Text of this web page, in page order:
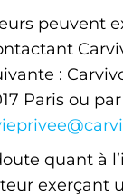
peuvent
:
Paris ou
quant à
exerçant